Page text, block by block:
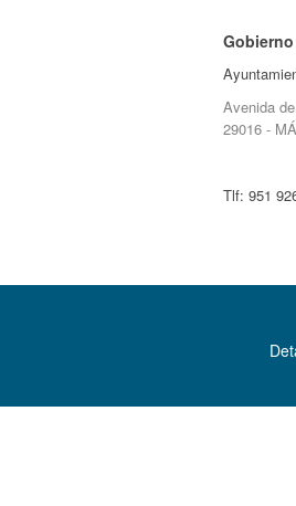
Avenida
29016 -
Tlf: 951